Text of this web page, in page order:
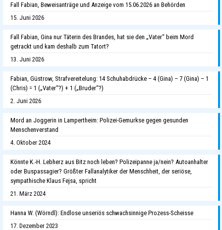
Fall Fabian, Beweisanträge und Anzeige vom 15.06.2026 an Behörden
15. Juni 2026
Fall Fabian, Gina nur Täterin des Brandes, hat sie den „Vater“ beim Mord
getrackt und kam deshalb zum Tatort?
13. Juni 2026
Fabian, Güstrow, Strafvereitelung: 14 Schuhabdrücke – 4 (Gina) – 7 (Gina) – 1
(Chris) = 1 („Vater“?) + 1 („Bruder“?)
2. Juni 2026
Mord an Joggerin in Lampertheim: Polizei-Gemurkse gegen gesunden
Menschenverstand
4. Oktober 2024
Könnte K.-H. Lebherz aus Bitz noch leben? Polizeipanne ja/nein? Autoanhalter
oder Buspassagier? Größter Fallanalytiker der Menschheit, der seriöse,
sympathische Klaus Fejsa, spricht
21. März 2024
Hanna W. (Wörndl): Endlose unseriös schwachsinnige Prozess-Scheisse
17. Dezember 2023